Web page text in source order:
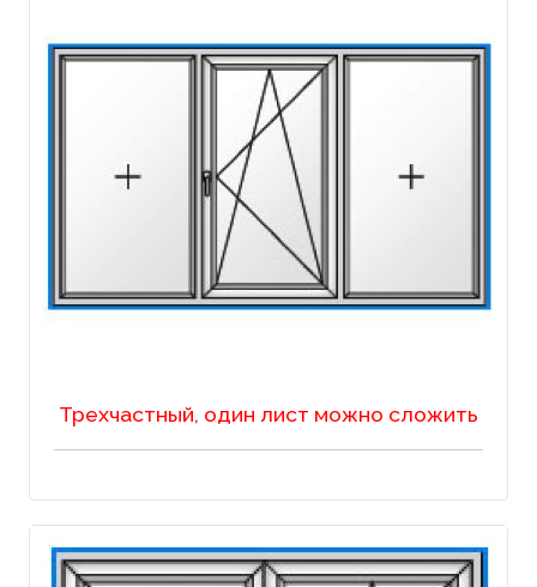
Трехчастный, один лист можно сложить